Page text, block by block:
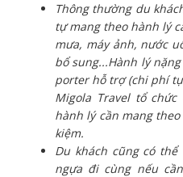
Thông thường du
tự mang theo hành lý
mưa, máy ảnh, nước
bổ sung...Hành lý
porter hỗ trợ (chi phí
Migola Travel tổ
hành lý cần mang
kiệm.
Du khách cũng có
ngựa đi cùng nếu